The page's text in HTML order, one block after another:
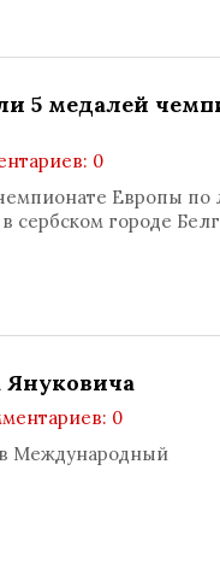
5 медалей
0
Европы по
сербском городе
Януковича
0
Международный